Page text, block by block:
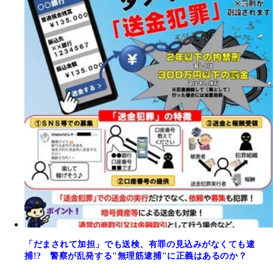
「だまされて加担」でも送検、有罪の見込みがなくても逮
捕!? 警察が乱発する"無理筋逮捕"に正義はあるのか？